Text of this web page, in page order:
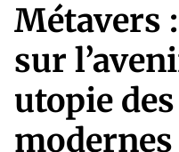
Métavers
sur
utopie
modernes